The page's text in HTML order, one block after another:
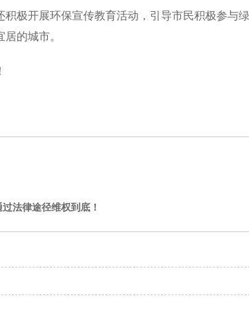
极开展环保宣传教育活动，引导市民积极参与
的城市。
法律途径维权到底！